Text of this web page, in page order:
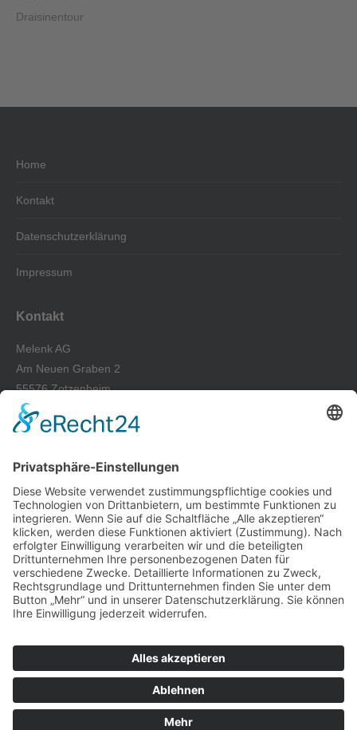
Draisinentour
Home
Kontakt
Datenschutzerklärung
Impressum
Kontakt
Melenk AG
Am Neuen Graben 2
55576 Zotzenheim
Tel.: +49 67 01-93 39-0
Fax: +49 67 01-93 39-50
Wir freuen uns auf Sie
Kontaktieren Sie uns jederzeit gern per Telefon, Email oder
Kontaktformular für ein persönliches Gespräch oder ein
individuelles Angebot und lernen Sie auch unseren freundlichen
und kundenorientierten Service kennen.